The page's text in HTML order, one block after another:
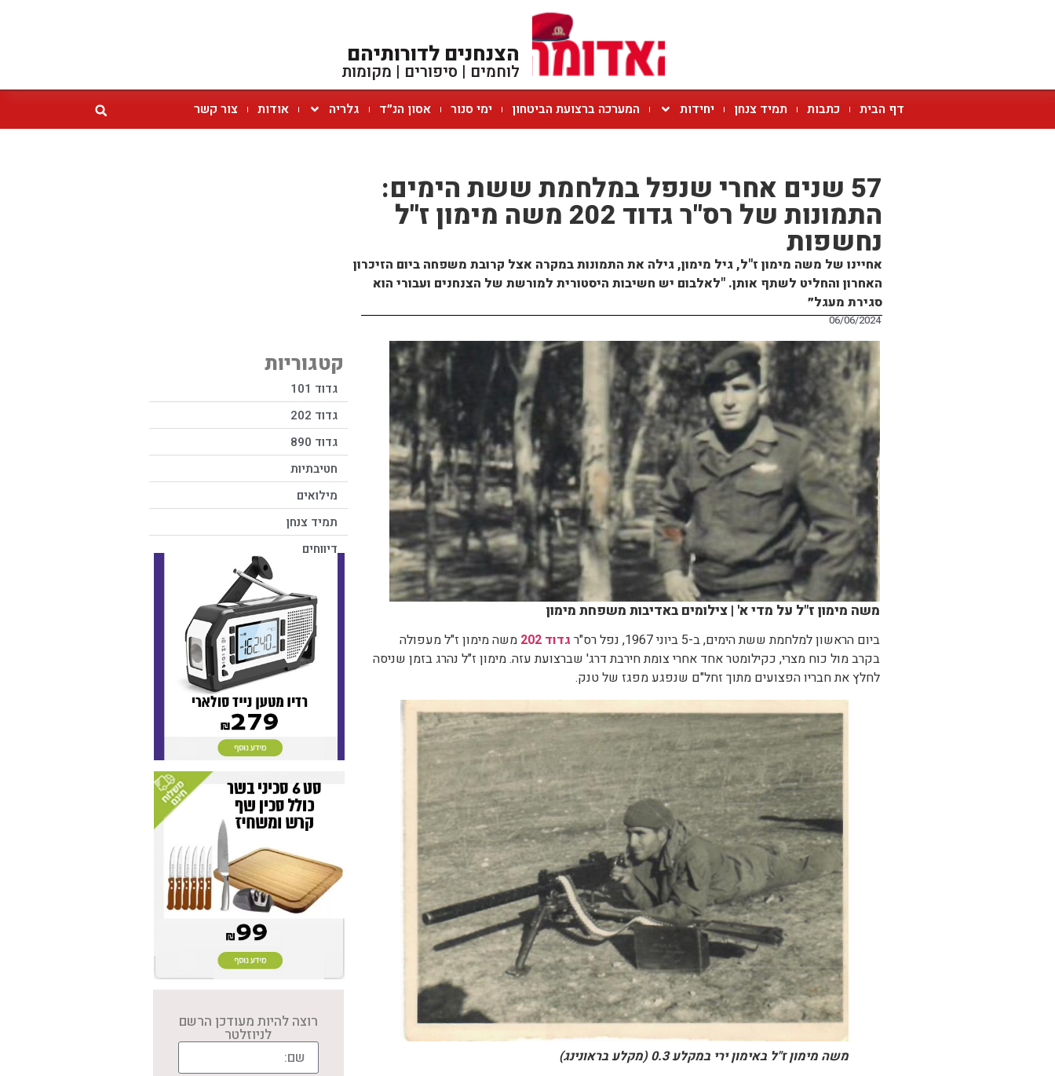
הצנחנים לדורותיהם
לוחמים | סיפורים | מקומות
דף הבית כתבות תמיד צנחן יחידות המערכה ברצועת הביטחון ימי סנור אסון הנ״ד גלריה אודות צור קשר
57 שנים אחרי שנפל במלחמת ששת הימים:
התמונות של רס"ר גדוד 202 משה מימון ז"ל
נחשפות
אחיינו של משה מימון ז"ל, גיל מימון, גילה את התמונות במקרה אצל קרובת משפחה ביום הזיכרון
האחרון והחליט לשתף אותן. "לאלבום יש חשיבות היסטורית למורשת של הצנחנים ועבורי הוא
סגירת מעגל״
06/06/2024
משה מימון ז"ל על מדי א' | צילומים באדיבות משפחת מימון
ביום הראשון למלחמת ששת הימים, ב-5 ביוני 1967, נפל רס"ר גדוד 202
משה מימון ז"ל מעפולה
בקרב מול כוח מצרי, כקילומטר אחד אחרי צומת חירבת דרג' שברצועת עזה. מימון ז"ל נהרג בזמן שניסה
לחלץ את חבריו הפצועים מתוך זחל"ם שנפגע מפגז של טנק.
משה מימון ז"ל באימון ירי במקלע 0.3 (מקלע בראונינג)
קטגוריות
גדוד 101
גדוד 202
גדוד 890
חטיבתיות
מילואים
תמיד צנחן
דיווחים
רוצה להיות מעודכן הרשם
לניוזלטר